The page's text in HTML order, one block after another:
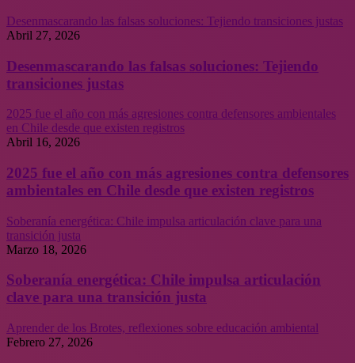
Desenmascarando las falsas soluciones: Tejiendo transiciones justas
Abril 27, 2026
Desenmascarando las falsas soluciones: Tejiendo
transiciones justas
2025 fue el año con más agresiones contra defensores ambientales
en Chile desde que existen registros
Abril 16, 2026
2025 fue el año con más agresiones contra defensores
ambientales en Chile desde que existen registros
Soberanía energética: Chile impulsa articulación clave para una
transición justa
Marzo 18, 2026
Soberanía energética: Chile impulsa articulación
clave para una transición justa
Aprender de los Brotes, reflexiones sobre educación ambiental
Febrero 27, 2026